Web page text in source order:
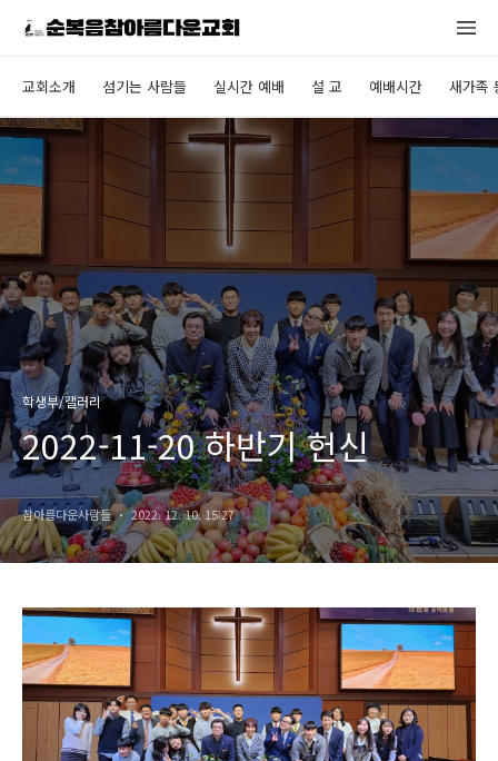
교회소개 섬기는 사람들 실시간 예배 설 교 예배시간 새가족
학생부/갤러리
2022-11-20 하반기 헌신
참아름다운사람들 2022. 12. 10. 15:27